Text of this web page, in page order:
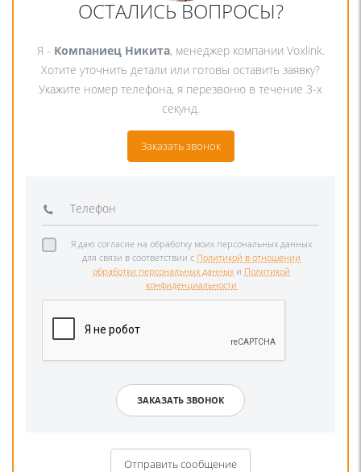
ОСТАЛИСЬ ВОПРОСЫ?
Я - Компаниец Никита, менеджер компании Voxlink.
Хотите уточнить детали или готовы оставить заявку?
Укажите номер телефона, я перезвоню в течение 3-х
секунд.
Заказать звонок
Я даю согласие на обработку моих персональных данных
для связи в соответствии с Политикой в отношении
обработки персональных данных и Политикой
конфиденциальности
Отправить сообщение